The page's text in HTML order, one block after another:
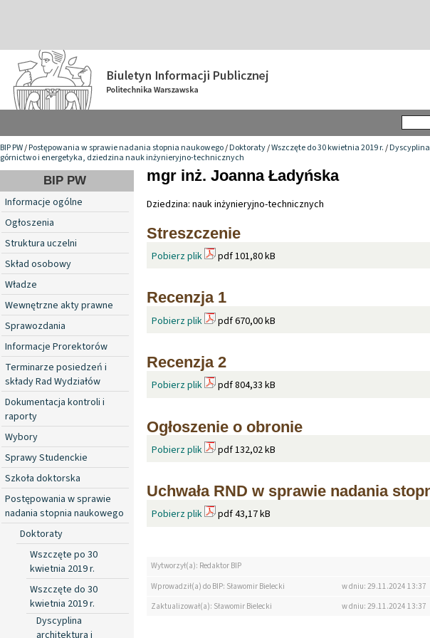
BIP PW/Postępowania w sprawie nadania stopnia naukowego/Doktoraty/Wszczęte do 30 kwietnia 2019 r./
górnictwo i energetyka, dziedzina nauk inżynieryjno-technicznych
BIP PW
Informacje ogólne
Ogłoszenia
Struktura uczelni
Skład osobowy
Władze
Wewnętrzne akty prawne
Sprawozdania
Informacje Prorektorów
Terminarze posiedzeń i
składy Rad Wydziałów
Dokumentacja kontroli i
raporty
Wybory
Sprawy Studenckie
Szkoła doktorska
Postępowania w sprawie
nadania stopnia naukowego
Doktoraty
Wszczęte po 30
kwietnia 2019 r.
Wszczęte do 30
kwietnia 2019 r.
Dyscyplina
architektura i
mgr inż. Joanna Ładyńska
Dziedzina: nauk inżynieryjno-technicznych
Streszczenie
Pobierz plik pdf 101,80 kB
Recenzja 1
Pobierz plik pdf 670,00 kB
Recenzja 2
Pobierz plik pdf 804,33 kB
Ogłoszenie o obronie
Pobierz plik pdf 132,02 kB
Uchwała RND w sprawie nadania
Pobierz plik pdf 43,17 kB
Wytworzył(a): Redaktor BIP
Wprowadził(a) do BIP: Sławomir Bielecki
w dniu: 29.11.2024 13:37
Zaktualizował(a): Sławomir Bielecki
w dniu: 29.11.2024 13:37